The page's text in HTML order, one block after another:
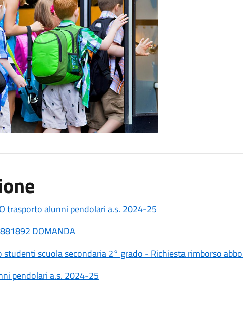
trasporto alunni pendolari a.s. 2024-25
DOMANDA
studenti scuola secondaria 2° grado - Richiesta rimborso
pendolari a.s. 2024-25